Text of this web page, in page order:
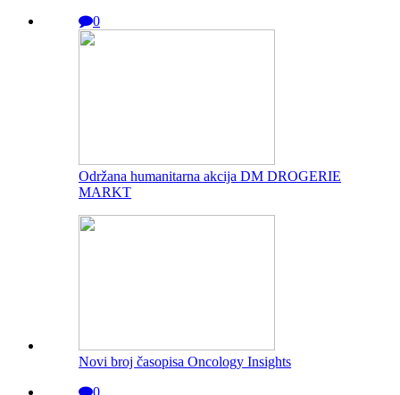
0
Održana humanitarna akcija DM DROGERIE
MARKT
Novi broj časopisa Oncology Insights
0